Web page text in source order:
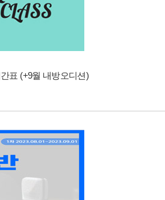
표 (+9월 내방오디션)